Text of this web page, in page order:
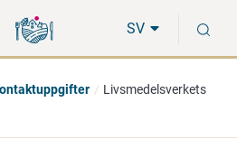
direkt
till
på
hela
SV
Livsmedelsverkets